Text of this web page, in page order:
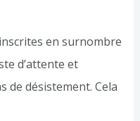
en surnombre
d’attente et
de désistement. Cela